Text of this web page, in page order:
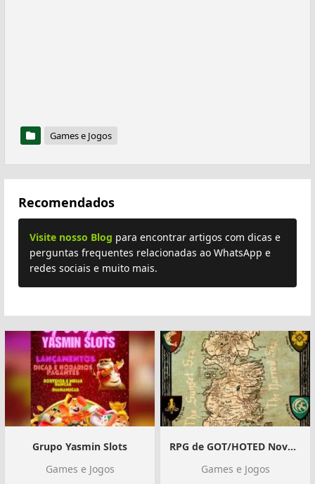
Games e Jogos
Recomendados
Visite nosso Blog para encontrar artigos com dicas e
perguntas frequentes relacionadas ao WhatsApp e
redes sociais e muito mais.
Grupo Yasmin Slots
Games e Jogos
RPG de GOT/HOTED Novatos(a) ️
Games e Jogos